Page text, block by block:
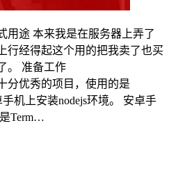
用途 本来我是在服务器上弄了
行经得起这个用的把我卖了也买
。 准备工作
分优秀的项目，使用的是
机上安装nodejs环境。 安卓手
Term…